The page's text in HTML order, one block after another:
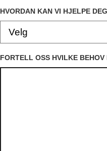
HVORDAN KAN VI HJELPE
FORTELL OSS HVILKE BEHOV